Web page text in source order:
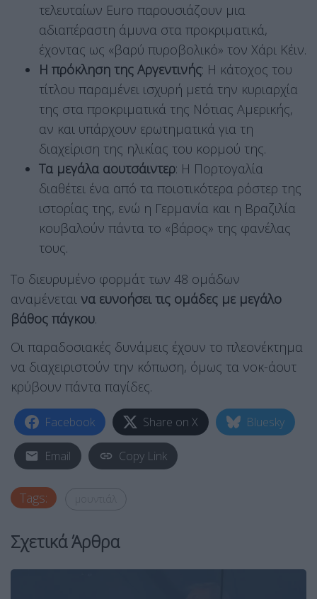
τελευταίων Euro παρουσιάζουν μια
αδιαπέραστη άμυνα στα προκριματικά,
έχοντας ως «βαρύ πυροβολικό» τον Χάρι Κέιν.
Η πρόκληση της Αργεντινής: Η κάτοχος του
τίτλου παραμένει ισχυρή μετά την κυριαρχία
της στα προκριματικά της Νότιας Αμερικής,
αν και υπάρχουν ερωτηματικά για τη
διαχείριση της ηλικίας του κορμού της.
Τα μεγάλα αουτσάιντερ: Η Πορτογαλία
διαθέτει ένα από τα ποιοτικότερα ρόστερ της
ιστορίας της, ενώ η Γερμανία και η Βραζιλία
κουβαλούν πάντα το «βάρος» της φανέλας
τους.
Το διευρυμένο φορμάτ των 48 ομάδων
αναμένεται να ευνοήσει τις ομάδες με μεγάλο
βάθος πάγκου.
Οι παραδοσιακές δυνάμεις έχουν το πλεονέκτημα
να διαχειριστούν την κόπωση, όμως τα νοκ-άουτ
κρύβουν πάντα παγίδες.
Facebook Share on X Bluesky
Email Copy Link
Tags:
Σχετικά Άρθρα